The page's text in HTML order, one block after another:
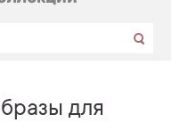
для